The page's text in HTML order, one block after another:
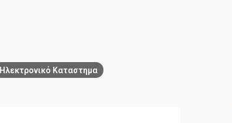
Ηλεκτρονικό Καταστημα